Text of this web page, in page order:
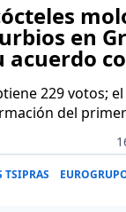
en
acuerdo
229 votos;
del
TSIPRAS